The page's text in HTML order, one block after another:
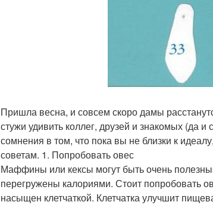
Пришла весна, и совсем скоро дамы
стужи удивить коллег, друзей и знакомых (да
сомнения в том, что пока вы не близки к
советам. 1. Попробовать овес
Маффины или кексы могут быть очень
перегружены калориями. Стоит попробовать
насыщен клетчаткой. Клетчатка улучшит